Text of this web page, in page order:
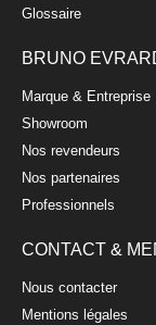
Mug Cottage
Glossaire
BRUNO
Marque & Entreprise
Showroom
Nos revendeurs
Nos partenaires
Professionnels
CONTACT &
Nous contacter
Mentions légales